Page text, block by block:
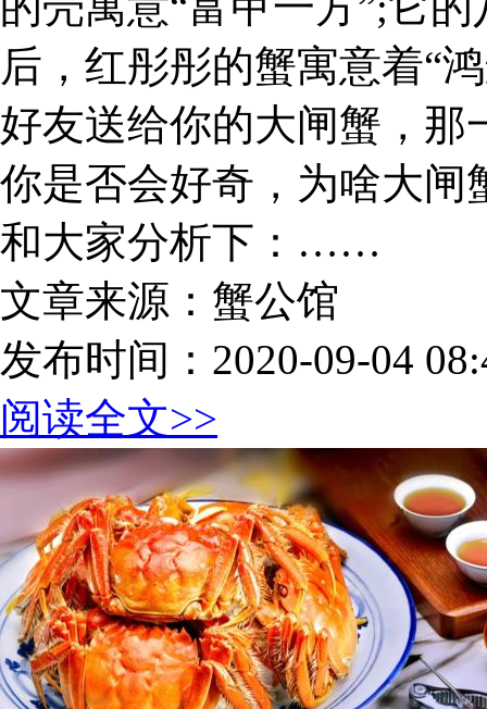
后，红彤彤的蟹寓意着“
好友送给你的大闸蟹，那
你是否会好奇，为啥大闸
和大家分析下：……
文章来源：蟹公馆
发布时间：2020-09-04
阅读全文>>